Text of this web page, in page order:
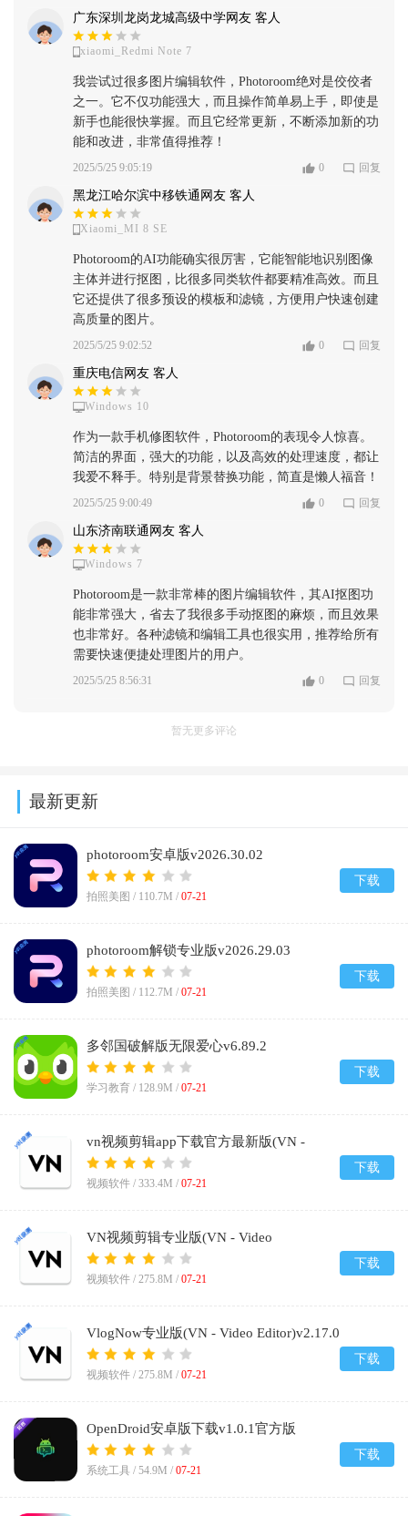
广东深圳龙岗龙城高级中学网友 客人
xiaomi_Redmi Note 7
我尝试过很多图片编辑软件，Photoroom绝对是佼佼者
之一。它不仅功能强大，而且操作简单易上手，即使是
新手也能很快掌握。而且它经常更新，不断添加新的功
能和改进，非常值得推荐！
2025/5/25 9:05:19 0 回复
黑龙江哈尔滨中移铁通网友 客人
Xiaomi_MI 8 SE
Photoroom的AI功能确实很厉害，它能智能地识别图像
主体并进行抠图，比很多同类软件都要精准高效。而且
它还提供了很多预设的模板和滤镜，方便用户快速创建
高质量的图片。
2025/5/25 9:02:52 0 回复
重庆电信网友 客人
Windows 10
作为一款手机修图软件，Photoroom的表现令人惊喜。
简洁的界面，强大的功能，以及高效的处理速度，都让
我爱不释手。特别是背景替换功能，简直是懒人福音！
2025/5/25 9:00:49 0 回复
山东济南联通网友 客人
Windows 7
Photoroom是一款非常棒的图片编辑软件，其AI抠图功
能非常强大，省去了我很多手动抠图的麻烦，而且效果
也非常好。各种滤镜和编辑工具也很实用，推荐给所有
需要快速便捷处理图片的用户。
2025/5/25 8:56:31 0 回复
暂无更多评论
最新更新
photoroom安卓版v2026.30.02
拍照美图 / 110.7M / 07-21
下载
photoroom解锁专业版v2026.29.03
拍照美图 / 112.7M / 07-21
下载
多邻国破解版无限爱心v6.89.2
学习教育 / 128.9M / 07-21
下载
vn视频剪辑app下载官方最新版(VN -
Video Editor)v2.17.0
视频软件 / 333.4M / 07-21
下载
VN视频剪辑专业版(VN - Video
Editor)v2.17.0
视频软件 / 275.8M / 07-21
下载
VlogNow专业版(VN - Video Editor)v2.17.0
视频软件 / 275.8M / 07-21
下载
OpenDroid安卓版下载v1.0.1官方版
系统工具 / 54.9M / 07-21
下载